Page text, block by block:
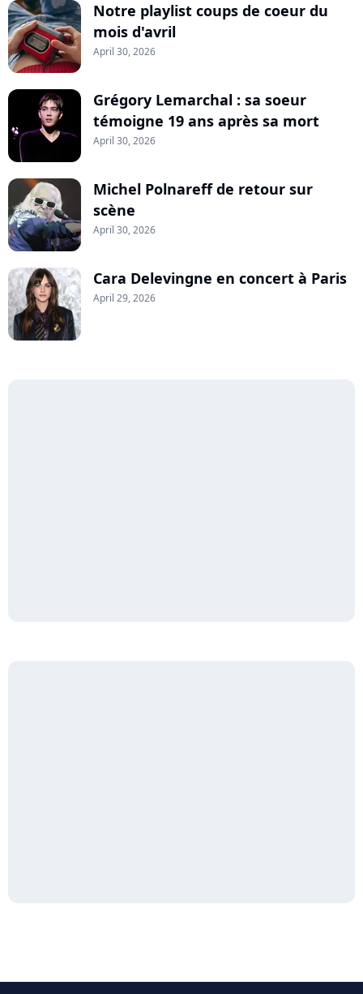
Notre playlist coups de coeur du
mois d'avril
April 30, 2026
Grégory Lemarchal : sa soeur
témoigne 19 ans après sa mort
April 30, 2026
Michel Polnareff de retour sur
scène
April 30, 2026
Cara Delevingne en concert à Paris
April 29, 2026